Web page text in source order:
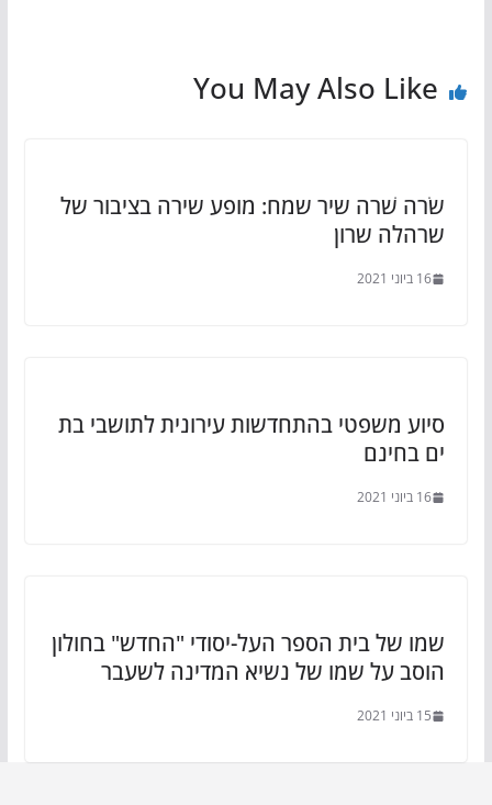
You May Also Like
שׂרה שׁרה שיר שמח: מופע שירה בציבור של
שרהלה שרון
16 ביוני 2021
סיוע משפטי בהתחדשות עירונית לתושבי בת
ים בחינם
16 ביוני 2021
שמו של בית הספר העל-יסודי "החדש" בחולון
הוסב על שמו של נשיא המדינה לשעבר
15 ביוני 2021